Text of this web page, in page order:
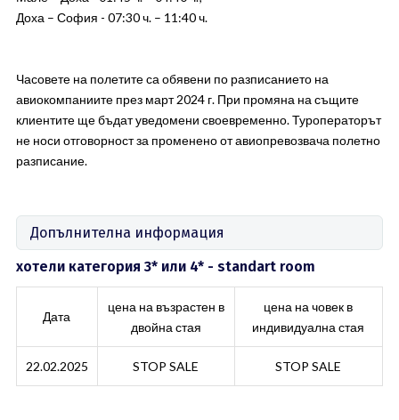
Доха – София - 07:30 ч. – 11:40 ч.
Часовете на полетите са обявени по разписанието на
авиокомпаниите през март 2024 г. При промяна на същите
клиентите ще бъдат уведомени своевременно. Туроператорът
не носи отговорност за променено от авиопревозвача полетно
разписание.
Допълнителна информация
хотели категория 3* или 4* - standart room
Дата
цена на възрастен в
двойна стая
цена на човек в
индивидуална стая
22.02.2025 STOP SALE STOP SALE